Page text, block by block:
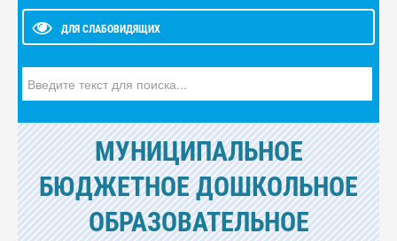
ДЛЯ СЛАБОВИДЯЩИХ
МУНИЦИПАЛЬНОЕ
БЮДЖЕТНОЕ ДОШКОЛЬНОЕ
ОБРАЗОВАТЕЛЬНОЕ